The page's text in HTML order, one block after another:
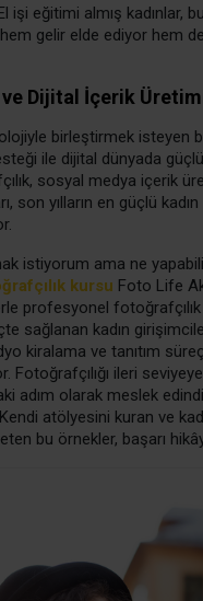
işi eğitimi almış kadınlar,
hem gelir elde ediyor hem
ve Dijital İçerik
birleştirmek isteyen
ile dijital dünyada güçlü
sosyal medya içerik
son yılların en güçlü
istiyorum ama ne
kursu Foto Life
profesyonel
sağlanan kadın
kiralama ve tanıtım
Fotoğrafçılığı ileri
adım olarak meslek
atölyesini kuran ve
bu örnekler, başarı